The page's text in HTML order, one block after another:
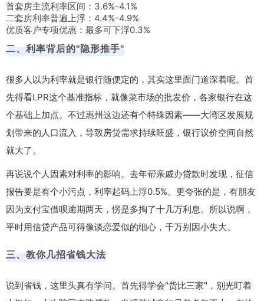
首套房主流利率区间：3.6%-4.1%
二套房利率普遍上浮：4.4%-4.9%
优质客户专项优惠：最多可下浮0.3%
二、利率背后的"隐形推手"
很多人以为利率就是银行随便定的，其实这里面门道深着呢。首
先得看LPR这个基准指标，就像菜市场的批发价，各家银行在这
个基础上加点。不过惠州这边还有个特殊因素——大湾区发展规
划带来的人口流入，导致房贷需求持续旺盛，银行议价空间自然
就大了。
再说说个人因素对利率的影响。去年帮亲戚办贷款时发现， 征信
报告要是有个小污点，利率起码上浮0.5%。更夸张的是，有朋友
因为支付宝借呗逾期两天，愣是多掏了十几万利息。所以说啊，
平时用信贷产品可得像谈恋爱似的细心，千万别因小失大。
三、教你几招省钱大法
说到省钱，这里头真有学问。首先得学会"货比三家"，别光盯着